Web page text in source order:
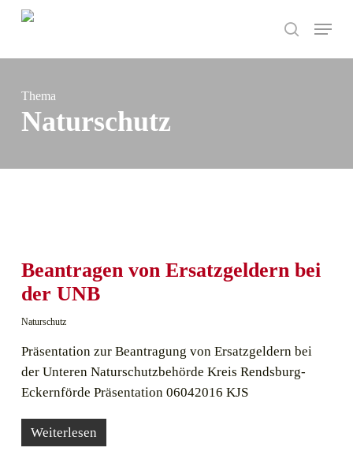
Skip
search
Menu
Thema
Naturschutz
Beantragen von Ersatzgeldern bei
der UNB
Naturschutz
Präsentation zur Beantragung von Ersatzgeldern bei
der Unteren Naturschutzbehörde Kreis Rendsburg-
Eckernförde Präsentation 06042016 KJS
Weiterlesen